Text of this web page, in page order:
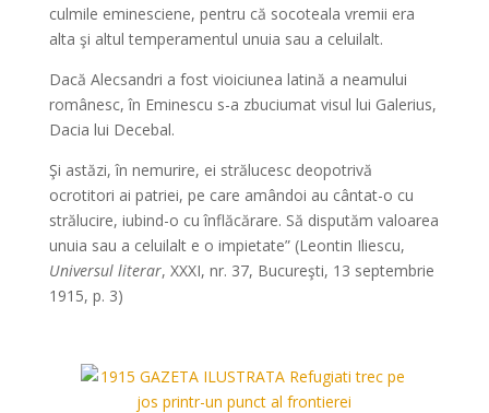
culmile eminesciene, pentru că socoteala vremii era
alta şi altul temperamentul unuia sau a celuilalt.
Dacă Alecsandri a fost vioiciunea latină a neamului
românesc, în Eminescu s-a zbuciumat visul lui Galerius,
Dacia lui Decebal.
Şi astăzi, în nemurire, ei strălucesc deopotrivă
ocrotitori ai patriei, pe care amândoi au cântat-o cu
strălucire, iubind-o cu înflăcărare. Să disputăm valoarea
unuia sau a celuilalt e o impietate” (Leontin Iliescu,
Universul literar, XXXI, nr. 37, Bucureşti, 13 septembrie
1915, p. 3)